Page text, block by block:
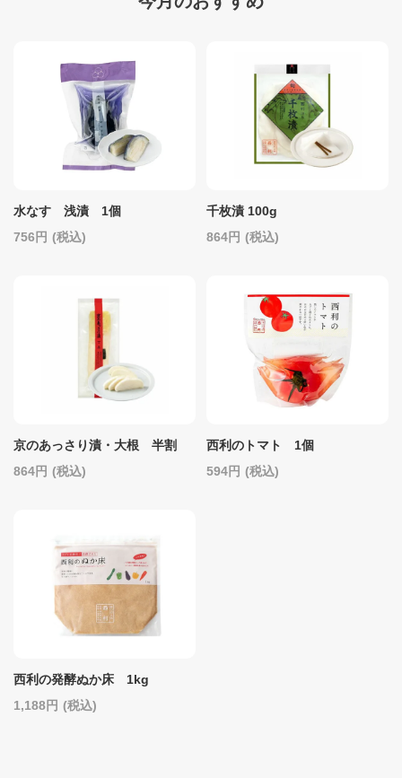
水なす 浅漬 1個
756
(税込)
千枚漬 100g
864
(税込)
京のあっさり漬・大根 半割
864
(税込)
西利のトマト 1個
594
(税込)
西利の発酵ぬか床 1kg
1,188
(税込)